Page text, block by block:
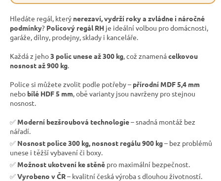
Hledáte regál, který nerezaví, vydrží roky a zvládne i náročné
podmínky? Policový regál RH je ideální volbou pro domácnosti,
garáže, dílny, prodejny, sklady i kanceláře.
Každá z jeho3 polic unese až 300 kg, což znamenácelkovou
nosnost až 900 kg.
Police si můžete zvolit podle potřeby – přírodní MDF 5,4 mm
nebo bílé HDF 5 mm, obě varianty jsou navrženy pro stejnou
nosnost.
✅ Moderní bezšroubová technologie– snadná montáž bez
nářadí.
✅ Nosnost police 300 kg, nosnost regálu 900 kg– bez problémů
unese i těžší vybavení či boxy.
✅ Možnost ukotvení ke stěně pro maximální bezpečnost.
✅Vyrobeno v ČR– kvalitní česká výroba s dlouhou životností.